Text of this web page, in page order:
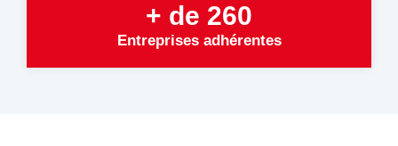
+ de 260
Entreprises adhérentes